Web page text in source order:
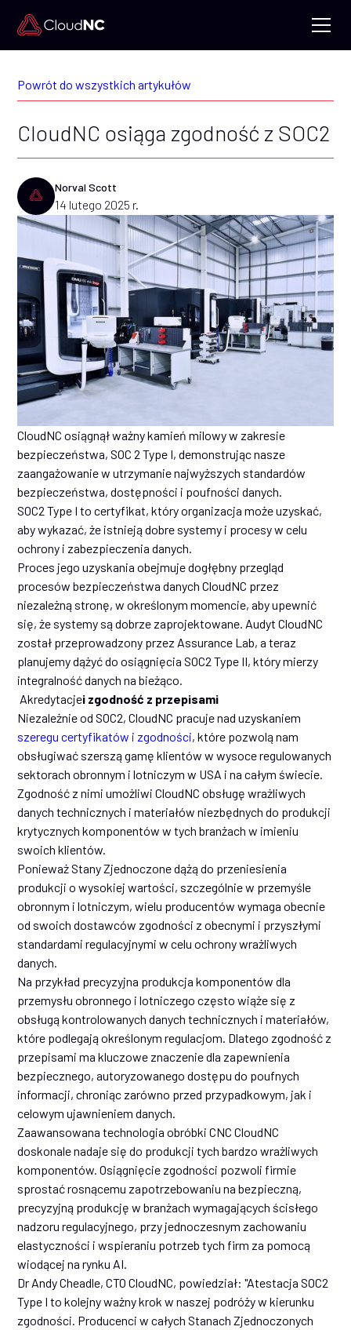
Powrót do wszystkich artykułów
CloudNC osiąga zgodność z SOC2
Norval Scott
14 lutego 2025 r.
CloudNC osiągnął ważny kamień milowy w zakresie
bezpieczeństwa, SOC 2 Type I, demonstrując nasze
zaangażowanie w utrzymanie najwyższych standardów
bezpieczeństwa, dostępności i poufności danych.
SOC2 Type I to certyfikat, który organizacja może uzyskać,
aby wykazać, że istnieją dobre systemy i procesy w celu
ochrony i zabezpieczenia danych.
Proces jego uzyskania obejmuje dogłębny przegląd
procesów bezpieczeństwa danych CloudNC przez
niezależną stronę, w określonym momencie, aby upewnić
się, że systemy są dobrze zaprojektowane. Audyt CloudNC
został przeprowadzony przez Assurance Lab, a teraz
planujemy dążyć do osiągnięcia SOC2 Type II, który mierzy
integralność danych na bieżąco.
‍ Akredytacjei zgodność z przepisami
Niezależnie od SOC2, CloudNC pracuje nad uzyskaniem
szeregu certyfikatów i zgodności, które pozwolą nam
obsługiwać szerszą gamę klientów w wysoce regulowanych
sektorach obronnym i lotniczym w USA i na całym świecie.
Zgodność z nimi umożliwi CloudNC obsługę wrażliwych
danych technicznych i materiałów niezbędnych do produkcji
krytycznych komponentów w tych branżach w imieniu
swoich klientów.
Ponieważ Stany Zjednoczone dążą do przeniesienia
produkcji o wysokiej wartości, szczególnie w przemyśle
obronnym i lotniczym, wielu producentów wymaga obecnie
od swoich dostawców zgodności z obecnymi i przyszłymi
standardami regulacyjnymi w celu ochrony wrażliwych
danych.
Na przykład precyzyjna produkcja komponentów dla
przemysłu obronnego i lotniczego często wiąże się z
obsługą kontrolowanych danych technicznych i materiałów,
które podlegają określonym regulacjom. Dlatego zgodność z
przepisami ma kluczowe znaczenie dla zapewnienia
bezpiecznego, autoryzowanego dostępu do poufnych
informacji, chroniąc zarówno przed przypadkowym, jak i
celowym ujawnieniem danych.
Zaawansowana technologia obróbki CNC CloudNC
doskonale nadaje się do produkcji tych bardzo wrażliwych
komponentów. Osiągnięcie zgodności pozwoli firmie
sprostać rosnącemu zapotrzebowaniu na bezpieczną,
precyzyjną produkcję w branżach wymagających ścisłego
nadzoru regulacyjnego, przy jednoczesnym zachowaniu
elastyczności i wspieraniu potrzeb tych firm za pomocą
wiodącej na rynku AI.
Dr Andy Cheadle, CTO CloudNC, powiedział: "Atestacja SOC2
Type I to kolejny ważny krok w naszej podróży w kierunku
zgodności. Producenci w całych Stanach Zjednoczonych